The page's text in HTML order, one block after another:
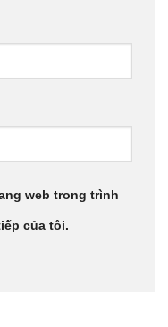
web trong trình
của tôi.